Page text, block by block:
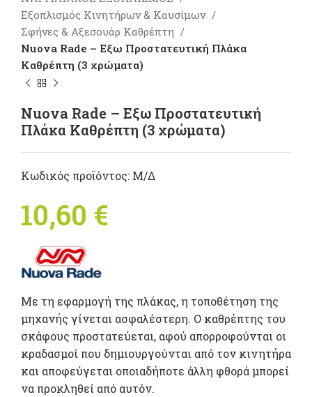
Εξοπλισμός Κινητήρων & Καυσίμων
Σφήνες & Αξεσουάρ Καθρέπτη
Nuova Rade – Εξω Προστατευτική Πλάκα
Καθρέπτη (3 χρώματα)
Nuova Rade – Εξω Προστατευτική
Πλάκα Καθρέπτη (3 χρώματα)
Κωδικός προϊόντος: Μ/Δ
10,60 €
Με τη εφαρμογή της πλάκας, η τοποθέτηση της
μηχανής γίνεται ασφαλέστερη. Ο καθρέπτης του
σκάφους προστατεύεται, αφού απορροφούνται οι
κραδασμοί που δημιουργούνται από τον κινητήρα
και αποφεύγεται οποιαδήποτε άλλη φθορά μπορεί
να προκληθεί από αυτόν.